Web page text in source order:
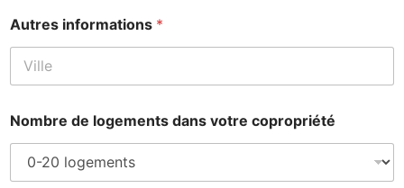
Autres informations *
Nombre de logements dans votre copropriété